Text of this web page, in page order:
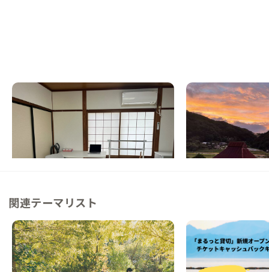
松江B邸
島根県 ゲストハウス
【乃木駅徒歩2分】松江城と宍道湖の景色を
楽しめる家守自身がリノベした家
この家からの距離 35km
庄原A邸
広島県 戸建て
【運が良ければ雲海
る築100年の家
この家からの距離 63km
関連テーマリスト